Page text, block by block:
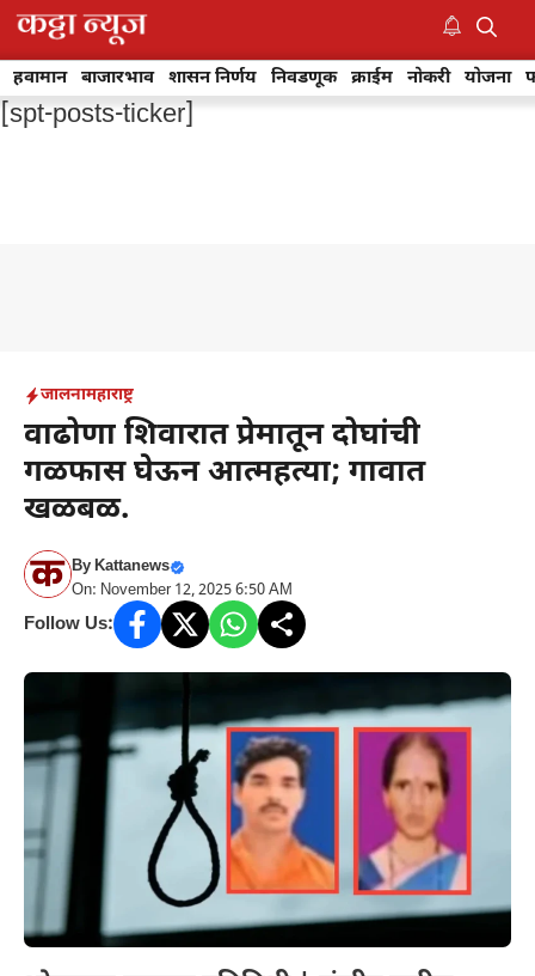
Skip
content
हवामान बाजारभाव शासन निर्णय निवडणूक क्राईम नोकरी योजना
[spt-posts-ticker]
जालनामहाराष्ट्र
वाढोणा शिवारात प्रेमातून दोघांची
गळफास घेऊन आत्महत्या; गावात
खळबळ.
ByKattanews
On: November 12, 2025 6:50 AM
Follow Us: